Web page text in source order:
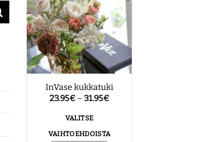
InVase kukkatuki
23.95€ – 31.95€Hintaluokka:
VALITSE
VAIHTOEHDOISTA